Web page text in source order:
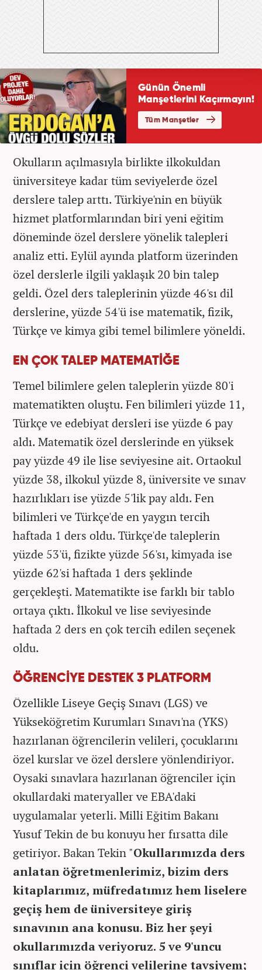
Okulların açılmasıyla birlikte ilkokuldan
üniversiteye kadar tüm seviyelerde özel
derslere talep arttı. Türkiye'nin en büyük
hizmet platformlarından biri yeni eğitim
döneminde özel derslere yönelik talepleri
analiz etti. Eylül ayında platform üzerinden
özel derslerle ilgili yaklaşık 20 bin talep
geldi. Özel ders taleplerinin yüzde 46'sı dil
derslerine, yüzde 54'ü ise matematik, fizik,
Türkçe ve kimya gibi temel bilimlere yöneldi.
EN ÇOK TALEP MATEMATİĞE
Temel bilimlere gelen taleplerin yüzde 80'i
matematikten oluştu. Fen bilimleri yüzde 11,
Türkçe ve edebiyat dersleri ise yüzde 6 pay
aldı. Matematik özel derslerinde en yüksek
pay yüzde 49 ile lise seviyesine ait. Ortaokul
yüzde 38, ilkokul yüzde 8, üniversite ve sınav
hazırlıkları ise yüzde 5'lik pay aldı. Fen
bilimleri ve Türkçe'de en yaygın tercih
haftada 1 ders oldu. Türkçe'de taleplerin
yüzde 53'ü, fizikte yüzde 56'sı, kimyada ise
yüzde 62'si haftada 1 ders şeklinde
gerçekleşti. Matematikte ise farklı bir tablo
ortaya çıktı. İlkokul ve lise seviyesinde
haftada 2 ders en çok tercih edilen seçenek
oldu.
ÖĞRENCİYE DESTEK 3 PLATFORM
Özellikle Liseye Geçiş Sınavı (LGS) ve
Yükseköğretim Kurumları Sınavı'na (YKS)
hazırlanan öğrencilerin velileri, çocuklarını
özel kurslar ve özel derslere yönlendiriyor.
Oysaki sınavlara hazırlanan öğrenciler için
okullardaki materyaller ve EBA'daki
uygulamalar yeterli. Milli Eğitim Bakanı
Yusuf Tekin de bu konuyu her fırsatta dile
getiriyor. Bakan Tekin "Okullarımızda ders
anlatan öğretmenlerimiz, bizim ders
kitaplarımız, müfredatımız hem liselere
geçiş hem de üniversiteye giriş
sınavının ana konusu. Biz her şeyi
okullarımızda veriyoruz. 5 ve 9'uncu
sınıflar için öğrenci velilerine tavsiyem;